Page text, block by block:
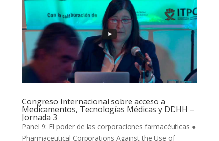
Congreso Internacional sobre acceso a
Medicamentos, Tecnologías Médicas y DDHH –
Jornada 3
Panel 9: El poder de las corporaciones farmacéuticas ●
Pharmaceutical Corporations Against the Use of